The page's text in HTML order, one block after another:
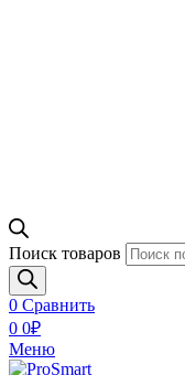
Поиск товаров
0 Сравнить
0 0₽
Меню